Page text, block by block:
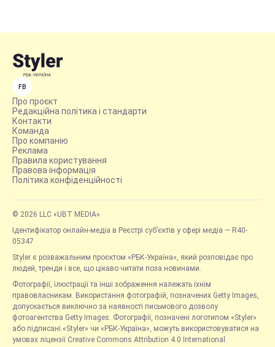
FB
Про проєкт
Редакційна політика і стандарти
Контакти
Команда
Про компанію
Реклама
Правила користування
Правова інформація
Політика конфіденційності
© 2026 LLC «UBT MEDIA»
Ідентифікатор онлайн-медіа в Реєстрі суб’єктів у сфері медіа — R40-
05347
Styler є розважальним проєктом «РБК-Україна», який розповідає про
людей, тренди і все, що цікаво читати поза новинами.
Фотографії, ілюстрації та інші зображення належать їхнім
правовласникам. Використання фотографій, позначених Getty Images,
допускається виключно за наявності письмового дозволу
фотоагентства Getty Images. Фотографії, позначені логотипом «Styler»
або підписані «Styler» чи «РБК-Україна», можуть використовуватися на
умовах ліцензії Creative Commons Attribution 4.0 International.